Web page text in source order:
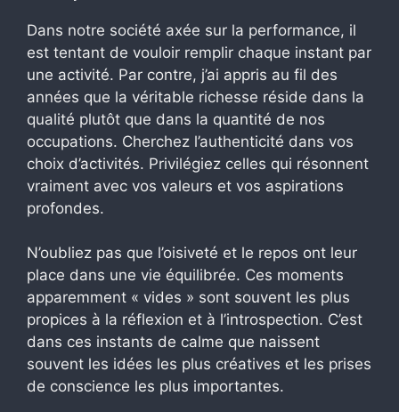
Dans notre société axée sur la performance, il
est tentant de vouloir remplir chaque instant par
une activité. Par contre, j’ai appris au fil des
années que la véritable richesse réside dans la
qualité plutôt que dans la quantité de nos
occupations. Cherchez l’authenticité dans vos
choix d’activités. Privilégiez celles qui résonnent
vraiment avec vos valeurs et vos aspirations
profondes.
N’oubliez pas que l’oisiveté et le repos ont leur
place dans une vie équilibrée. Ces moments
apparemment « vides » sont souvent les plus
propices à la réflexion et à l’introspection. C’est
dans ces instants de calme que naissent
souvent les idées les plus créatives et les prises
de conscience les plus importantes.